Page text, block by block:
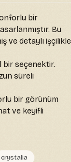
bir
Bu
ve detaylı işçilikle
bir seçenektir.
süreli
bir görünüm
ve keyifli
crystalia